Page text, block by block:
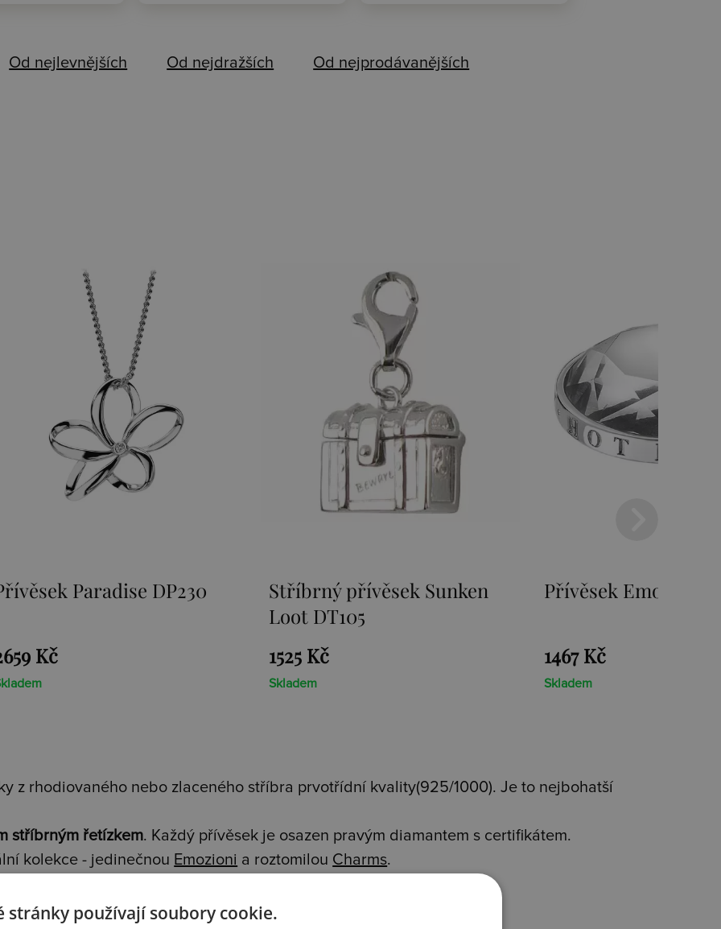
Od nejlevnějších Od nejdražších Od nejprodávanějších
přívěsek Sunken
Kč
Přívěsek Emozioni Ice Coin
1467 Kč
Skladem
Přívěsek Emozioni
1467 Kč
Skladem
z rhodiovaného nebo zlaceného stříbra prvotřídní kvality(925/1000). Je to nejbohatší
stříbrným řetízkem. Každý přívěsek je osazen pravým diamantem s certifikátem.
kolekce - jedinečnou Emozioni a roztomilou Charms.
stránky používají soubory cookie.